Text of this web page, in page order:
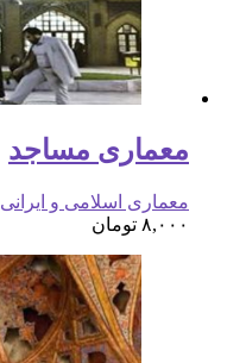
معماری مساجد
معماری اسلامی و ایرانی
۸,۰۰۰ تومان